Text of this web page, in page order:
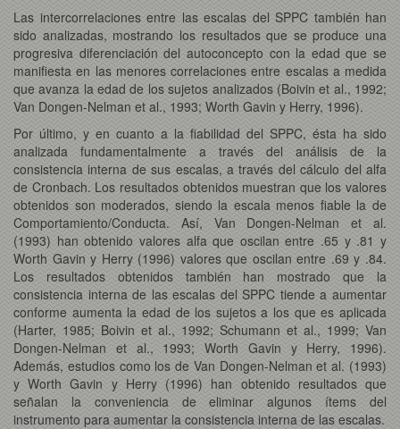
Las intercorrelaciones entre las escalas del SPPC también han
sido analizadas, mostrando los resultados que se produce una
progresiva diferenciación del autoconcepto con la edad que se
manifiesta en las menores correlaciones entre escalas a medida
que avanza la edad de los sujetos analizados (Boivin et al., 1992;
Van Dongen-Nelman et al., 1993; Worth Gavin y Herry, 1996).
Por último, y en cuanto a la fiabilidad del SPPC, ésta ha sido
analizada fundamentalmente a través del análisis de la
consistencia interna de sus escalas, a través del cálculo del alfa
de Cronbach. Los resultados obtenidos muestran que los valores
obtenidos son moderados, siendo la escala menos fiable la de
Comportamiento/Conducta. Así, Van Dongen-Nelman et al.
(1993) han obtenido valores alfa que oscilan entre .65 y .81 y
Worth Gavin y Herry (1996) valores que oscilan entre .69 y .84.
Los resultados obtenidos también han mostrado que la
consistencia interna de las escalas del SPPC tiende a aumentar
conforme aumenta la edad de los sujetos a los que es aplicada
(Harter, 1985; Boivin et al., 1992; Schumann et al., 1999; Van
Dongen-Nelman et al., 1993; Worth Gavin y Herry, 1996).
Además, estudios como los de Van Dongen-Nelman et al. (1993)
y Worth Gavin y Herry (1996) han obtenido resultados que
señalan la conveniencia de eliminar algunos ítems del
instrumento para aumentar la consistencia interna de las escalas.